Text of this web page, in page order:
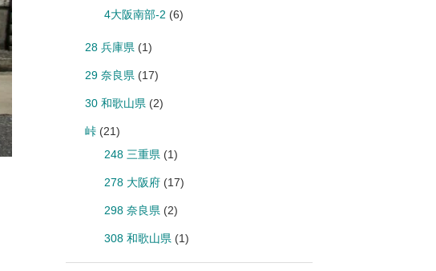
4大阪南部-2 (6)
28 兵庫県 (1)
29 奈良県 (17)
30 和歌山県 (2)
峠(21)
248 三重県 (1)
278 大阪府(17)
298 奈良県 (2)
308 和歌山県 (1)